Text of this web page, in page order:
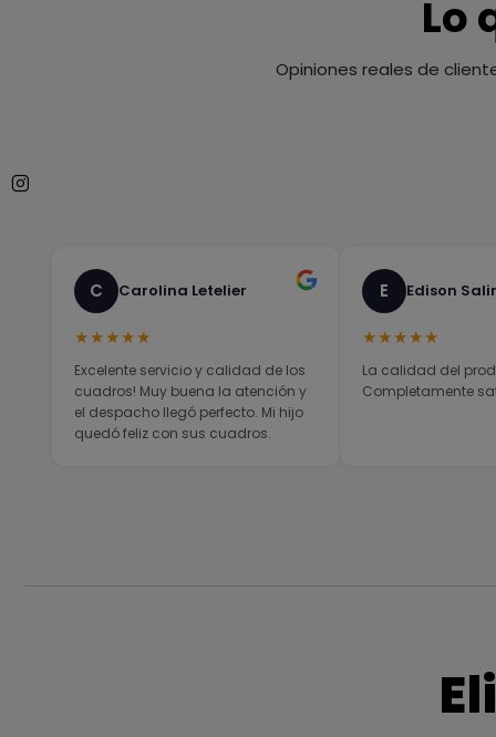
Lo
Opiniones reales de
C Carolina Letelier
★★★★★
Excelente servicio y calidad de los
cuadros! Muy buena la atención y
el despacho llegó perfecto. Mi hijo
quedó feliz con sus cuadros.
E Edison
★★★★★
La calidad del
Completamente